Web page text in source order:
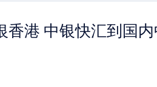
香港 中银快汇到国内